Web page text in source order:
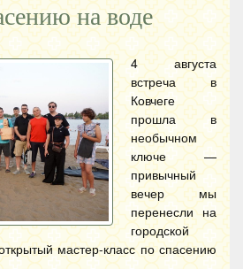
на воде
4 августа
встреча в
Ковчеге
прошла в
необычном
ключе —
привычный
вечер мы
перенесли на
городской
мастер-класс по спасению